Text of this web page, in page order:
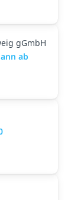
gGmbH
ab